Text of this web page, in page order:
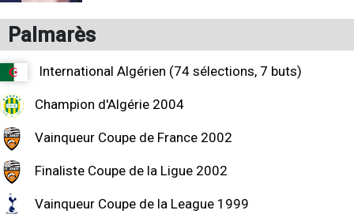
Palmarès
International Algérien (74 sélections, 7 buts)
Champion d'Algérie 2004
Vainqueur Coupe de France 2002
Finaliste Coupe de la Ligue 2002
Vainqueur Coupe de la League 1999